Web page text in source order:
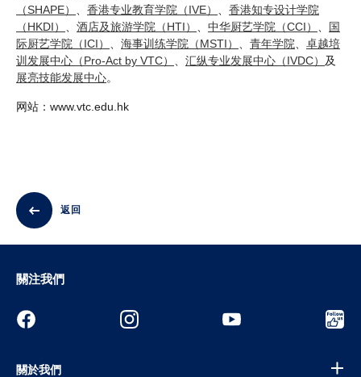
（SHAPE）
香港专业教育学院（IVE）
香港知专设计学院
（HKDI）
酒店及旅游学院（HTI） 中华厨艺学院（CCI）
国
际厨艺学院（ICI）
海事训练学院（MSTI） 青年学院
卓越培
训发展中心（Pro-Act by VTC）
汇纵专业发展中心（IVDC） 及
展亮技能发展中心。
网站：www.vtc.edu.hk
返回
關注我們
關於我們